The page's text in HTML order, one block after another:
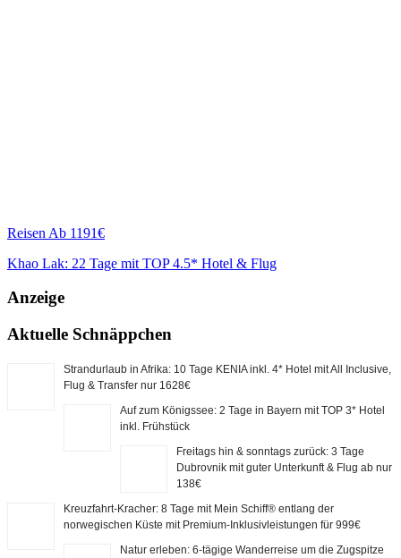
Reisen Ab 1191€
Khao Lak: 22 Tage mit TOP 4.5* Hotel & Flug
Anzeige
Aktuelle Schnäppchen
Strandurlaub in Afrika: 10 Tage KENIA inkl. 4* Hotel mit All Inclusive,
Flug & Transfer nur 1628€
Auf zum Königssee: 2 Tage in Bayern mit TOP 3* Hotel
inkl. Frühstück
Freitags hin & sonntags zurück: 3 Tage
Dubrovnik mit guter Unterkunft & Flug ab nur
138€
Kreuzfahrt-Kracher: 8 Tage mit Mein Schiff® entlang der
norwegischen Küste mit Premium-Inklusivleistungen für 999€
Natur erleben: 6-tägige Wanderreise um die Zugspitze